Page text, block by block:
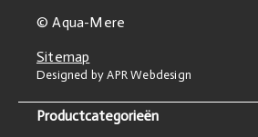
© Aqua-Mere
Sitemap
Designed by APR Webdesign
Productcategorieën